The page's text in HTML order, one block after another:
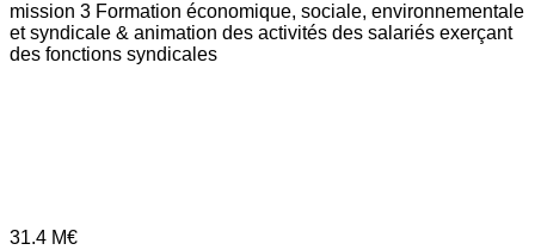
mission 3 Formation économique, sociale, environnementale
et syndicale & animation des activités des salariés exerçant
des fonctions syndicales
31.4 M€